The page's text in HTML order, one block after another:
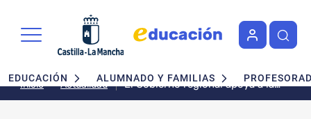
Navegación principal
EDUCACIÓN ALUMNADO Y FAMILIAS
Inicio Actualidad
El Gobierno regional apoya a la
Función SIFU en su promoción